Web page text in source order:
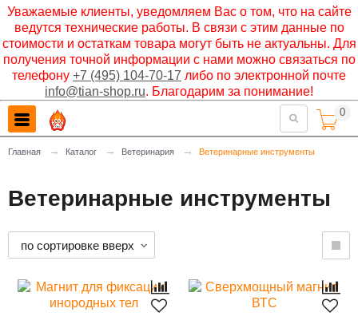
Уважаемые клиенты, уведомляем Вас о том, что на сайте
ведутся технические работы. В связи с этим данные по
стоимости и остаткам товара могут быть не актуальны. Для
получения точной информации с нами можно связаться по
телефону +7 (495) 104-70-17 либо по электронной почте
info@tian-shop.ru. Благодарим за понимание!
 0
Главная → Каталог → Ветеринария → Ветеринарные инструменты
Ветеринарные инструменты
по сортировке вверх